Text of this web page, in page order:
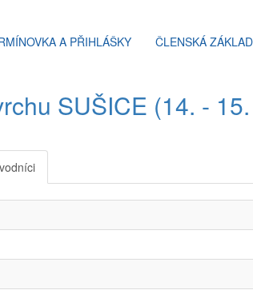
A PŘIHLÁŠKY ČLENSKÁ
SUŠICE (14. -